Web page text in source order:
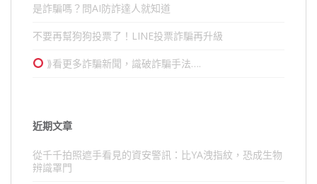
是詐騙嗎？問AI防詐達人就知道
不要再幫狗狗投票了！LINE投票詐騙再升級
⟫看更多詐騙新聞，識破詐騙手法….
近期文章
從千千拍照遮手看見的資安警訊：比YA洩指紋，恐成生物
辨識罩門